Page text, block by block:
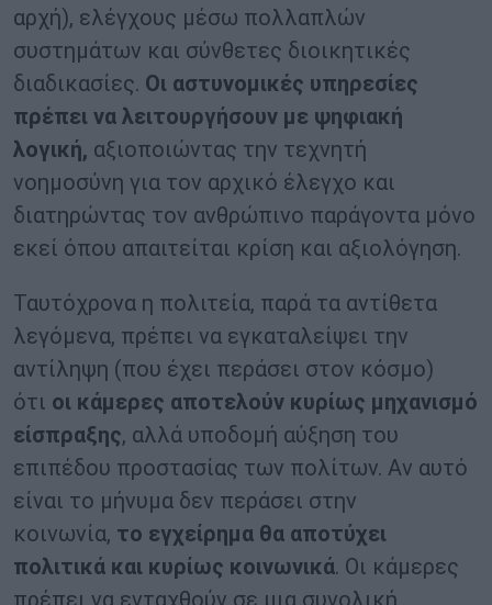
αρχή), ελέγχους μέσω πολλαπλών
συστημάτων και σύνθετες διοικητικές
διαδικασίες. Οι αστυνομικές υπηρεσίες
πρέπει να λειτουργήσουν με ψηφιακή
λογική, αξιοποιώντας την τεχνητή
νοημοσύνη για τον αρχικό έλεγχο και
διατηρώντας τον ανθρώπινο παράγοντα μόνο
εκεί όπου απαιτείται κρίση και αξιολόγηση.
Ταυτόχρονα η πολιτεία, παρά τα αντίθετα
λεγόμενα, πρέπει να εγκαταλείψει την
αντίληψη (που έχει περάσει στον κόσμο)
ότι οι κάμερες αποτελούν κυρίως μηχανισμό
είσπραξης, αλλά υποδομή αύξηση του
επιπέδου προστασίας των πολίτων. Αν αυτό
είναι το μήνυμα δεν περάσει στην
κοινωνία, το εγχείρημα θα αποτύχει
πολιτικά και κυρίως κοινωνικά. Οι κάμερες